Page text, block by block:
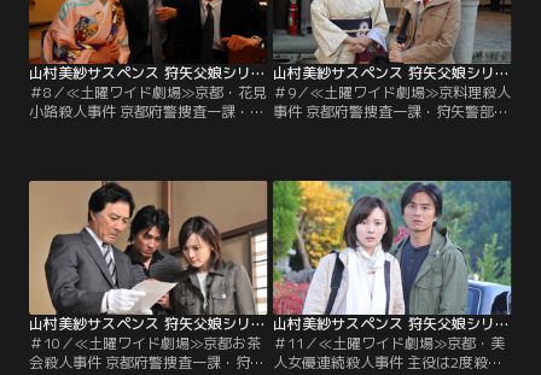
ナウンサー西山百合子（相田翔子）
の二人。
動産会社の社長が…。
山村美紗サスペンス 狩矢父娘シリーズ ＃08
＃8／≪土曜ワイド劇場≫京都・花見
小路殺人事件 京都府警捜査一課・狩
龍二）という新聞記者の恋人がい
る。ある日、着付け教室の取材に行
った和美は、そこで講師の白川貴絵
（中原果南）と知り合う。
山村美紗サスペンス 狩矢父娘シリーズ ＃09
＃9／≪土曜ワイド劇場≫京料理殺人
事件 京都府警捜査一課・狩矢警部
田龍二）という新聞記者の恋人がい
る。ある日、料理研究家・栗田麻子
（中山忍）の取材のため彼女が開い
ている“おばんざい教室”を訪れた和
美は…。
山村美紗サスペンス 狩矢父娘シリーズ ＃10
＃10／≪土曜ワイド劇場≫京都お茶
会殺人事件 京都府警捜査一課・狩矢
山村美紗サスペンス 狩矢父娘シリーズ ＃11
＃11／≪土曜ワイド劇場≫京都・美
人女優連続殺人事件 主役は2度殺さ